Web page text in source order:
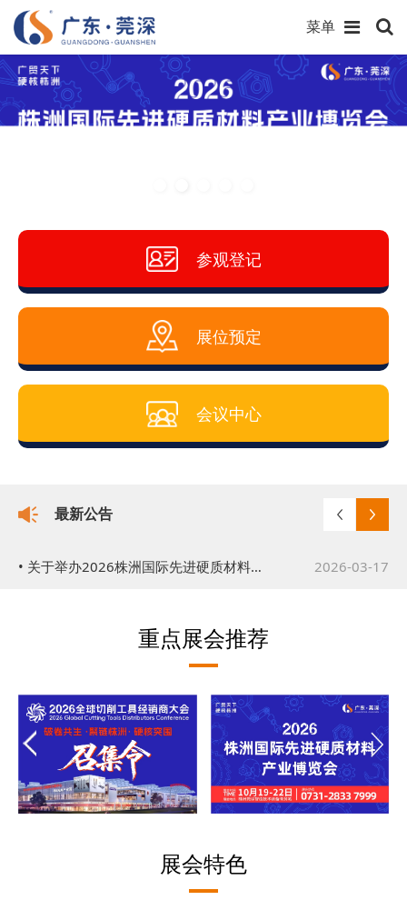
菜单
参观登记
展位预定
会议中心
最新公告 2026-03-17
• 关于举办2026全球切削工具经销商大会的公告 2026-03-19
重点展会推荐
展会特色